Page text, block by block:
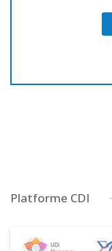
Platforme CDI